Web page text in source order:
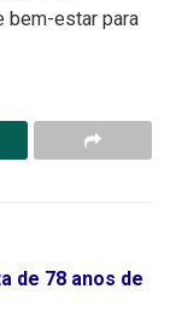
bem-estar para
de 78 anos de